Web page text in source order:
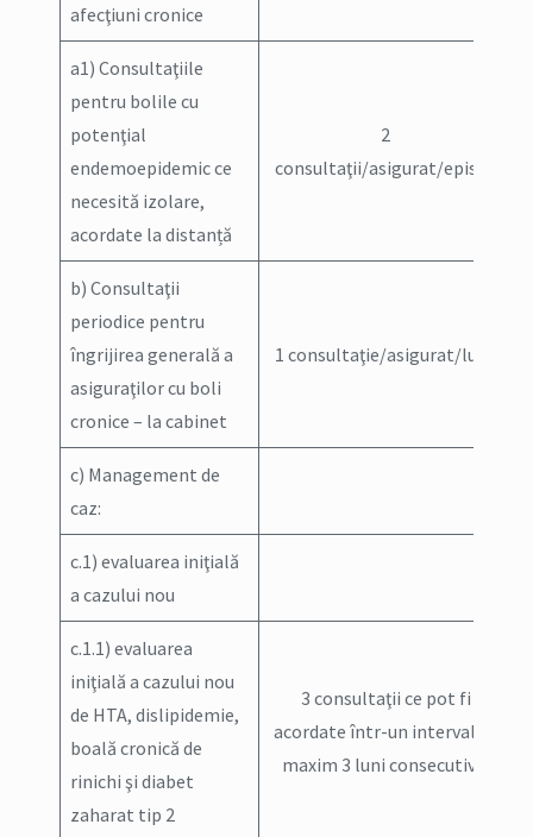
afecţiuni cronice
a1) Consultaţiile
pentru bolile cu
potenţial
endemoepidemic ce
necesită izolare,
acordate la distanță
2
consultaţii/asigurat/episod
b) Consultaţii
periodice pentru
îngrijirea generală a
asiguraţilor cu boli
cronice – la cabinet
1 consultaţie/asigurat/lună
c) Management de
caz:
c.1) evaluarea iniţială
a cazului nou
c.1.1) evaluarea
iniţială a cazului nou
de HTA, dislipidemie,
boală cronică de
rinichi şi diabet
zaharat tip 2
3 consultaţii ce pot fi
acordate într-un interval de
maxim 3 luni consecutive;